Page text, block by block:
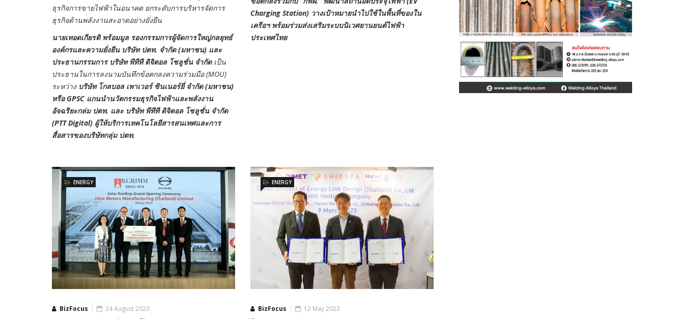
ธุรกิจการขายไฟฟ้าในอนาคต ยกระดับการบริหารจัดการ
ธุรกิจด้านพลังงานสะอาดอย่างยั่งยืน
นายเทอดเกียรติ พร้อมมูล รองกรรมการผู้จัดการใหญ่กลยุทธ์
องค์กรและความยั่งยืน บริษัท ปตท. จำกัด (มหาชน) และ
ประธานกรรมการ บริษัท พีทีที ดิจิตอล โซลูชั่น จำกัดเป็น
ประธานในการลงนามบันทึกข้อตกลงความร่วมมือ (MOU)
ระหว่างบริษัท โกลบอล เพาเวอร์ ซินเนอร์ยี่ จำกัด (มหาชน)
หรือ GPSC แกนนำนวัตกรรมธุรกิจไฟฟ้าและพลังงาน
อัจฉริยะกล่ม ปตท. และ บริษัท พีทีที ดิจิตอล โซลูชั่น จำกัด
(PTT Digital) ผู้ให้บริการเทคโนโลยีสารสนเทศและการ
สื่อสารของบริษัทกลุ่ม ปตท.
Charging Station) วางเป้าหมายนำไปใช้ในพื้นที่ของใน
เครือฯ พร้อมร่วมส่งเสริมระบบนิเวศยานยนต์ไฟฟ้า
ประเทศไทย
BizFocus
ENERGY
24 August 2023 BizFocus
ENERGY
12 May 2023